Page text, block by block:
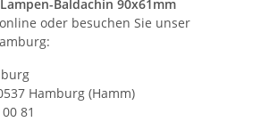
Lampen-Baldachin 90x61mm
oder besuchen Sie unser
Hamburg (Hamm)
81